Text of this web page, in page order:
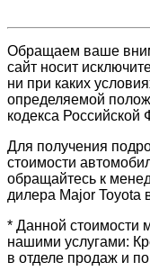
Обращаем ваше
сайт носит
ни при каких
определяемой
кодекса Российской
Для получения
стоимости
обращайтесь к
дилера Major Toyota
* Данной стоимости
нашими услугами:
в отделе продаж и